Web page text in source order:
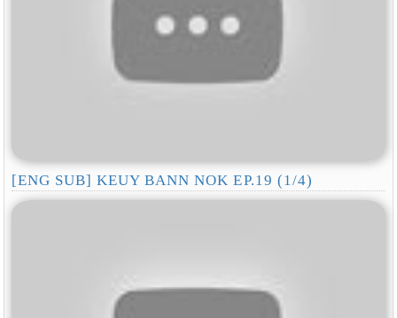
[ENG SUB] KEUY BANN NOK EP.19 (1/4)